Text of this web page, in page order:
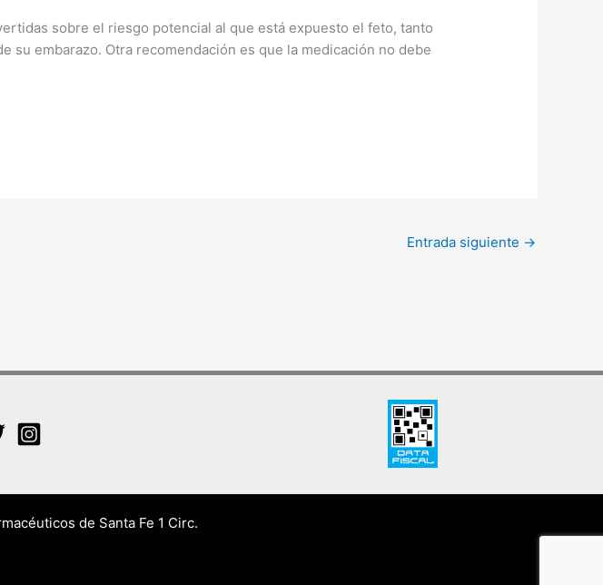
sobre el riesgo potencial al que está expuesto el feto, tanto
su embarazo. Otra recomendación es que la medicación no debe
Entrada siguiente →
de Santa Fe 1 Circ.